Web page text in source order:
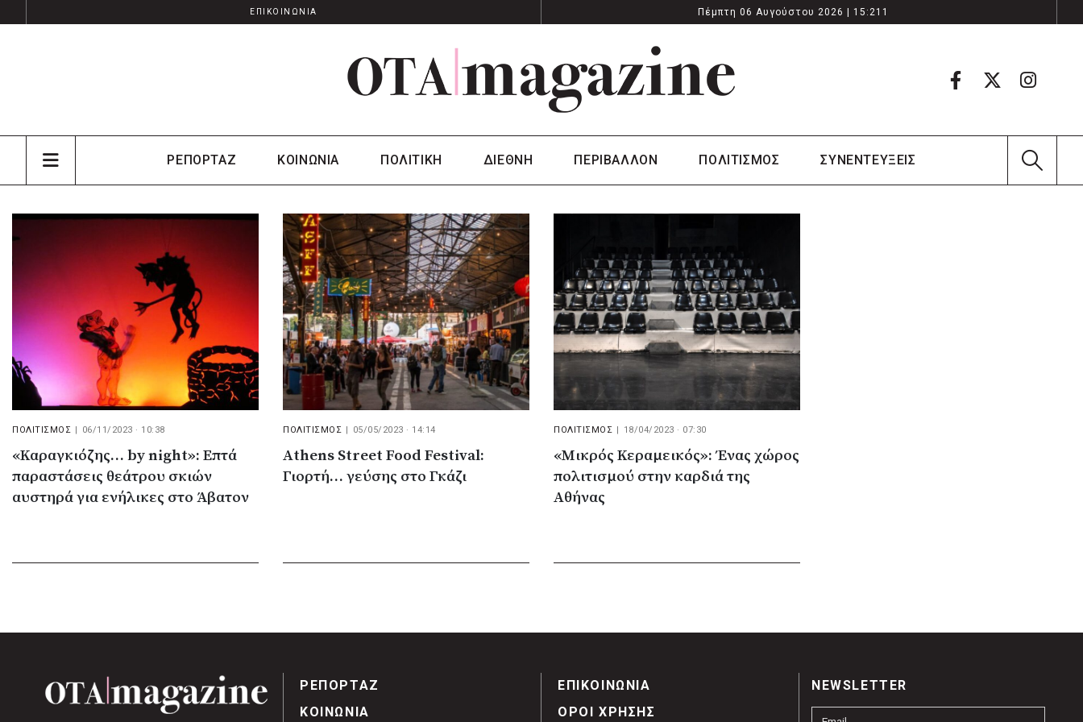
ΕΠΙΚΟΙΝΩΝΙΑ Πέμπτη 06 Αυγούστου 2026 | 15:211
ΡΕΠΟΡΤΑΖ ΚΟΙΝΩΝΙΑ ΠΟΛΙΤΙΚΗ ΔΙΕΘΝΗ ΠΕΡΙΒΑΛΛΟΝ ΠΟΛΙΤΙΣΜΟΣ ΣΥΝΕΝΤΕΥΞΕΙΣ
ΠΟΛΙΤΙΣΜΟΣ | 06/11/2023 · 10:38
«Καραγκιόζης… by night»: Επτά
παραστάσεις θεάτρου σκιών
αυστηρά για ενήλικες στο Άβατον
ΠΟΛΙΤΙΣΜΟΣ | 05/05/2023 · 14:14
Athens Street Food Festival:
Γιορτή… γεύσης στο Γκάζι
ΠΟΛΙΤΙΣΜΟΣ | 18/04/2023 · 07:30
«Μικρός Κεραμεικός»: Ένας χώρος
πολιτισμού στην καρδιά της
Αθήνας
ΡΕΠΟΡΤΑΖ
ΚΟΙΝΩΝΙΑ
ΕΠΙΚΟΙΝΩΝΙΑ
ΟΡΟΙ ΧΡΗΣΗΣ
NEWSLETTER